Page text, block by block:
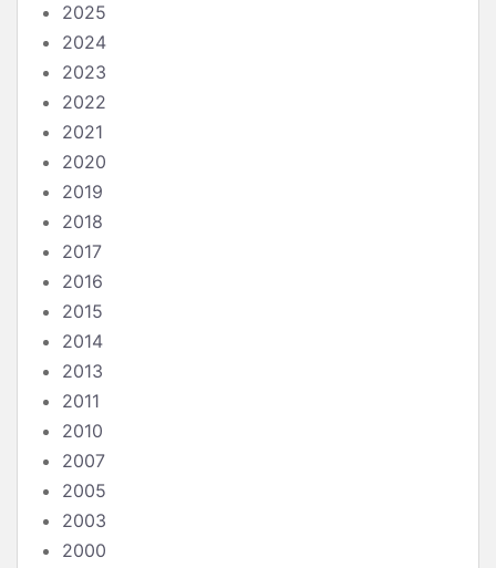
2025
2024
2023
2022
2021
2020
2019
2018
2017
2016
2015
2014
2013
2011
2010
2007
2005
2003
2000